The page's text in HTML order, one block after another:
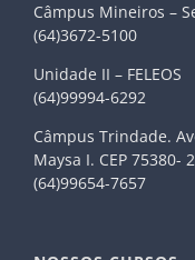
Câmpus Mineiros –
(64)3672-5100
Unidade II – FELEOS
(64)99994-6292
Câmpus Trindade.
Maysa I. CEP 75380-
(64)99654-7657